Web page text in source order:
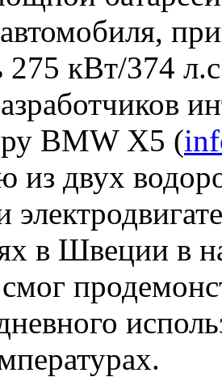
кВт/374
BMW X5 (
из двух
в Швеции в